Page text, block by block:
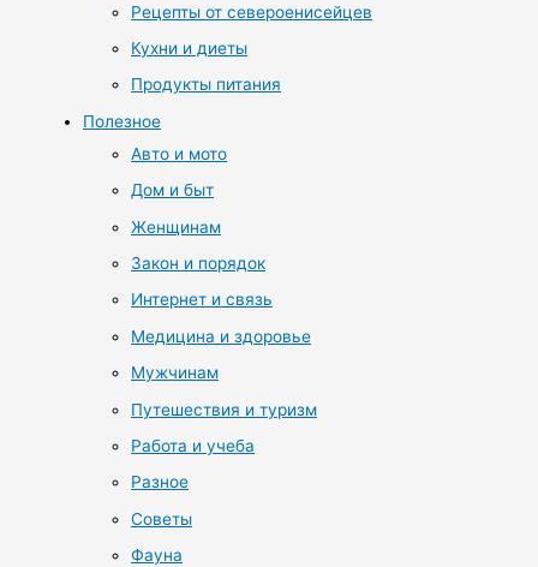
Рецепты от североенисейцев
Кухни и диеты
Продукты питания
Полезное
Авто и мото
Дом и быт
Женщинам
Закон и порядок
Интернет и связь
Медицина и здоровье
Мужчинам
Путешествия и туризм
Работа и учеба
Разное
Советы
Фауна